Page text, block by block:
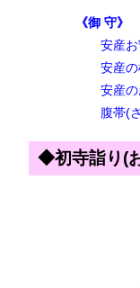
《御 守》
安産お
安産
安産
腹帯(
◆初寺詣り